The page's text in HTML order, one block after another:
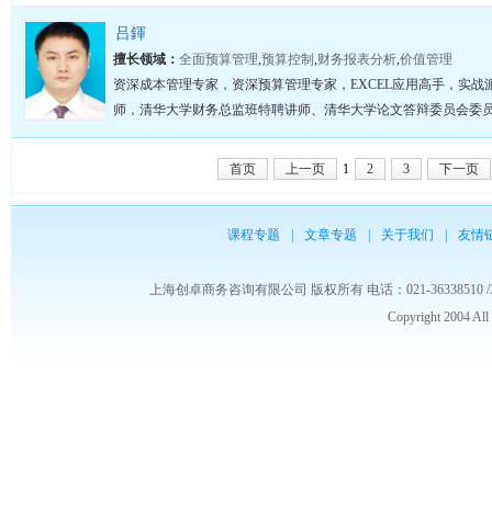
吕鍕
擅长领域： 全面预算管理,预算控制 ,财务报表分析,价值管理
资深成本管理专家，资深预算管理专家，EXCEL应用高手，实
师，清华大学财务总监班特聘讲师、清华大学论文答辩委员会委
首页 上一页 1 2 3 下一页
课程专题 文章专题 关于我们 友情
上海创卓商务咨询有限公司 版权所有 电话：021-36338510 /
Copyright 2004 All